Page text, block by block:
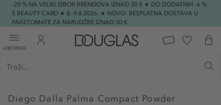
-20 % NA VELIKI IZBOR BRENDOVA IZNAD 30 € ★ DO DODATNIH -6 %
S BEAUTY CARD ★ 8.-9.8.2026. ★ NOVO: BESPLATNA DOSTAVA U
PAKETOMATE ZA NARUDŽBE IZNAD 30 €
IZBORNIK
Diego Dalla Palma Compact Powder